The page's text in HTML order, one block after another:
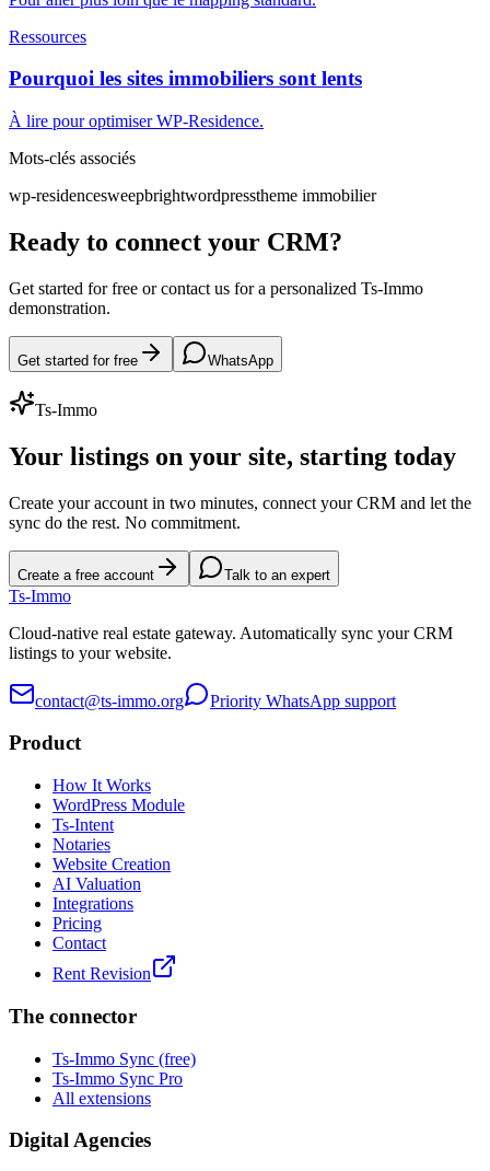
Ressources
Pourquoi les sites immobiliers sont lents
À lire pour optimiser WP-Residence.
Mots-clés associés
wp-residencesweepbrightwordpresstheme immobilier
Ready to connect your CRM?
Get started for free or contact us for a personalized Ts-Immo
demonstration.
Get started for free WhatsApp
Ts-Immo
Your listings on your site, starting today
Create your account in two minutes, connect your CRM and let the
sync do the rest. No commitment.
Create a free account Talk to an expert
Ts-Immo
Cloud-native real estate gateway. Automatically sync your CRM
listings to your website.
contact@ts-immo.org Priority WhatsApp support
Product
How It Works
WordPress Module
Ts-Intent
Notaries
Website Creation
AI Valuation
Integrations
Pricing
Contact
Rent Revision
The connector
Ts-Immo Sync (free)
Ts-Immo Sync Pro
All extensions
Digital Agencies